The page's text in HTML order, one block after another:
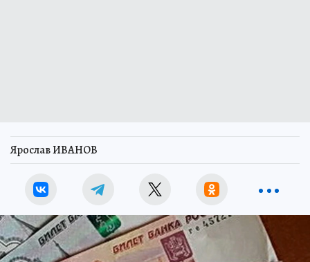
Ярослав ИВАНОВ